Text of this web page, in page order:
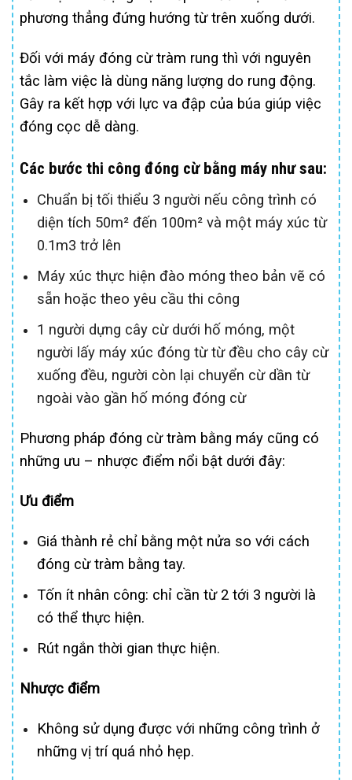
phương thẳng đứng hướng từ trên xuống dưới.
Đối với máy đóng cừ tràm rung thì với nguyên
tắc làm việc là dùng năng lượng do rung động.
Gây ra kết hợp với lực va đập của búa giúp việc
đóng cọc dễ dàng.
Các bước thi công đóng cừ bằng máy như sau:
Chuẩn bị tối thiểu 3 người nếu công trình có
diện tích 50m² đến 100m² và một máy xúc từ
0.1m3 trở lên
Máy xúc thực hiện đào móng theo bản vẽ có
sẵn hoặc theo yêu cầu thi công
1 người dựng cây cừ dưới hố móng, một
người lấy máy xúc đóng từ từ đều cho cây cừ
xuống đều, người còn lại chuyển cừ dần từ
ngoài vào gần hố móng đóng cừ
Phương pháp đóng cừ tràm bằng máy cũng có
những ưu – nhược điểm nổi bật dưới đây:
Ưu điểm
Giá thành rẻ chỉ bằng một nửa so với cách
đóng cừ tràm bằng tay.
Tốn ít nhân công: chỉ cần từ 2 tới 3 người là
có thể thực hiện.
Rút ngắn thời gian thực hiện.
Nhược điểm
Không sử dụng được với những công trình ở
những vị trí quá nhỏ hẹp.